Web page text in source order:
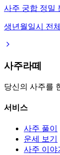
사주 궁합 정밀
생년월일시 전
사주라떼
당신의 사주를
서비스
사주 풀이
운세 보기
사주 이야